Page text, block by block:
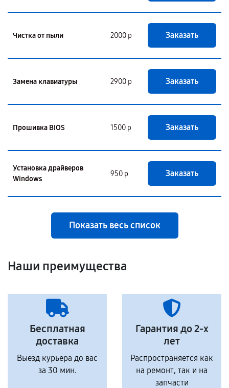
Чистка от пыли 2000 р Заказать
Замена клавиатуры 2900 р Заказать
Прошивка BIOS 1500 р Заказать
Установка драйверов
Windows
950 р Заказать
Показать весь список
Наши преимущества
Бесплатная
доставка
Выезд курьера до вас
за 30 мин.
Гарантия до 2-х
лет
Распространяется как
на ремонт, так и на
запчасти